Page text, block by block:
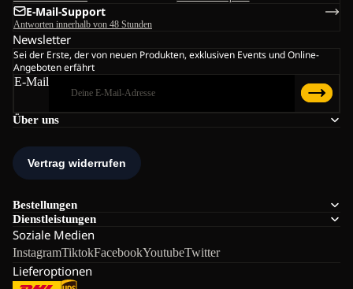
Über uns
Bestellungen
Dienstleistungen
Soziale Medien
InstagramTiktokFacebookYoutubeTwitter
Lieferoptionen
E-Mail-Support
Antworten innerhalb von 48 Stunden
Newsletter
Sei der Erste, der von neuen Produkten, exklusiven Events und Online-
Angeboten erfährt
E-Mail